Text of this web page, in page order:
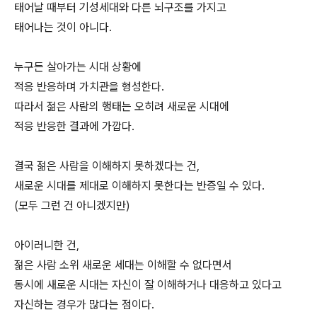
태어날 때부터 기성세대와 다른 뇌구조를 가지고
태어나는 것이 아니다.
누구든 살아가는 시대 상황에
적응 반응하며 가치관을 형성한다.
따라서 젊은 사람의 행태는 오히려 새로운 시대에
적응 반응한 결과에 가깝다.
결국 젊은 사람을 이해하지 못하겠다는 건,
새로운 시대를 제대로 이해하지 못한다는 반증일 수 있다.
(모두 그런 건 아니겠지만)
아이러니한 건,
젊은 사람 소위 새로운 세대는 이해할 수 없다면서
동시에 새로운 시대는 자신이 잘 이해하거나 대응하고 있다고
자신하는 경우가 많다는 점이다.